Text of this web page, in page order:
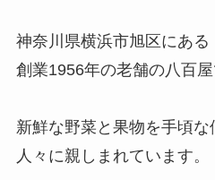
神奈川県横浜市旭区にある
創業1956年の老舗の八百屋
新鮮な野菜と果物を手頃
人々に親しまれています。